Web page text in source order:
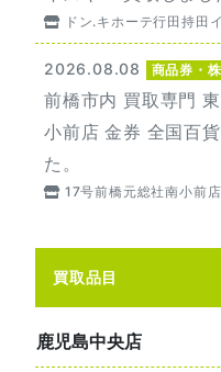
ドン.キホーテ行田持田
2026.08.08 商品券・
前橋市内 買取専門
小前店 金券 全国百
た。
17号前橋元総社南小前店
買取品目
鹿児島中央店